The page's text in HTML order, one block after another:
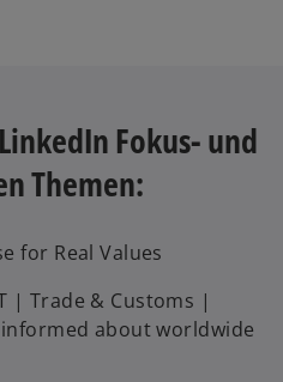
Fokus- und
Themen:
for Real Values
| Trade & Customs |
informed about worldwide